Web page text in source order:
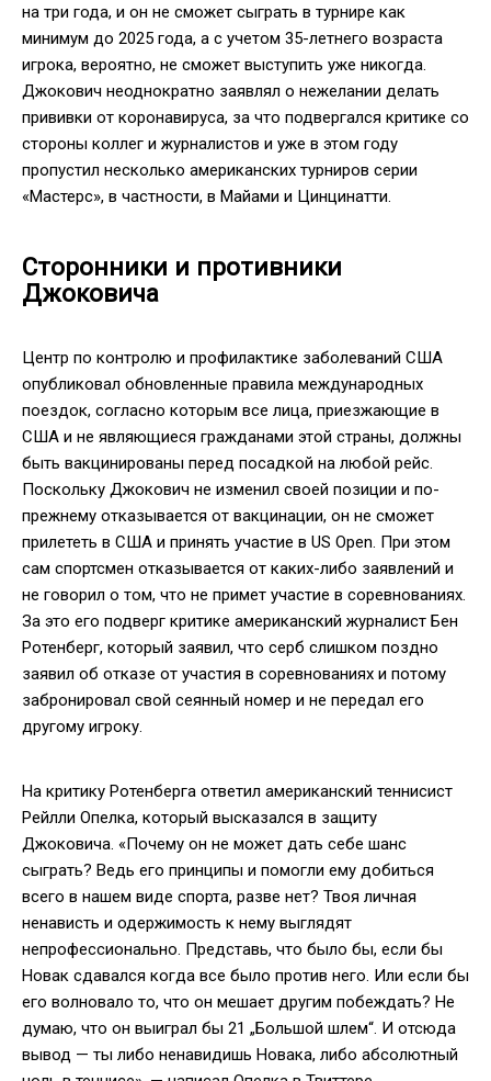
на три года, и он не сможет сыграть в турнире как
минимум до 2025 года, а с учетом 35-летнего возраста
игрока, вероятно, не сможет выступить уже никогда.
Джокович неоднократно заявлял о нежелании делать
прививки от коронавируса, за что подвергался критике со
стороны коллег и журналистов и уже в этом году
пропустил несколько американских турниров серии
«Мастерс», в частности, в Майами и Цинцинатти.
Сторонники и противники
Джоковича
Центр по контролю и профилактике заболеваний США
опубликовал обновленные правила международных
поездок, согласно которым все лица, приезжающие в
США и не являющиеся гражданами этой страны, должны
быть вакцинированы перед посадкой на любой рейс.
Поскольку Джокович не изменил своей позиции и по-
прежнему отказывается от вакцинации, он не сможет
прилететь в США и принять участие в US Open. При этом
сам спортсмен отказывается от каких-либо заявлений и
не говорил о том, что не примет участие в соревнованиях.
За это его подверг критике американский журналист Бен
Ротенберг, который заявил, что серб слишком поздно
заявил об отказе от участия в соревнованиях и потому
забронировал свой сеянный номер и не передал его
другому игроку.
На критику Ротенберга ответил американский теннисист
Рейлли Опелка, который высказался в защиту
Джоковича. «Почему он не может дать себе шанс
сыграть? Ведь его принципы и помогли ему добиться
всего в нашем виде спорта, разве нет? Твоя личная
ненависть и одержимость к нему выглядят
непрофессионально. Представь, что было бы, если бы
Новак сдавался когда все было против него. Или если бы
его волновало то, что он мешает другим побеждать? Не
думаю, что он выиграл бы 21 „Большой шлем“. И отсюда
вывод — ты либо ненавидишь Новака, либо абсолютный